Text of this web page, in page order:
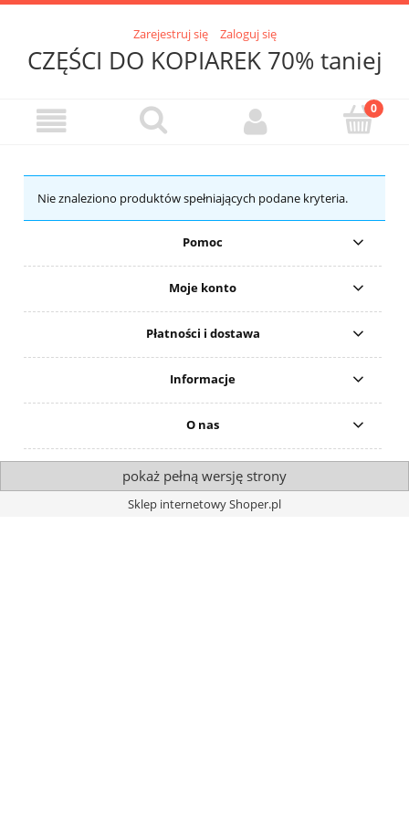
Zarejestruj się Zaloguj się
CZĘŚCI DO KOPIAREK 70% taniej
Nie znaleziono produktów spełniających podane kryteria.
Pomoc
Moje konto
Płatności i dostawa
Informacje
O nas
pokaż pełną wersję strony
Sklep internetowy Shoper.pl